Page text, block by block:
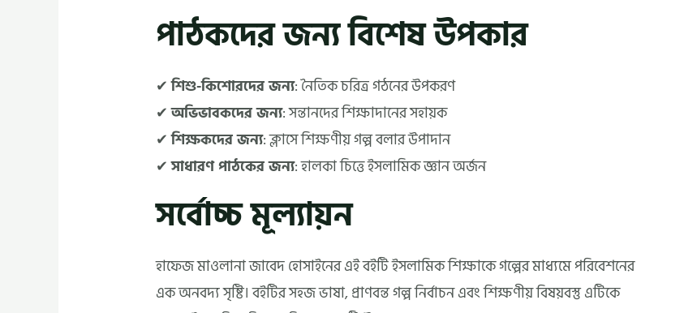
পাঠকদের জন্য বিশেষ উপকার
✔শিশু-কিশোরদের জন্য: নৈতিক চরিত্র গঠনের উপকরণ
✔অভিভাবকদের জন্য: সন্তানদের শিক্ষাদানের সহায়ক
✔শিক্ষকদের জন্য: ক্লাসে শিক্ষণীয় গল্প বলার উপাদান
✔সাধারণ পাঠকের জন্য: হালকা চিত্তে ইসলামিক জ্ঞান অর্জন
সর্বোচ্চ মূল্যায়ন
হাফেজ মাওলানা জাবেদ হোসাইনের এই বইটি ইসলামিক শিক্ষাকে গল্পের মাধ্যমে পরিবেশনের
এক অনবদ্য সৃষ্টি। বইটির সহজ ভাষা, প্রাণবন্ত গল্প নির্বাচন এবং শিক্ষণীয় বিষয়বস্তু এটিকে